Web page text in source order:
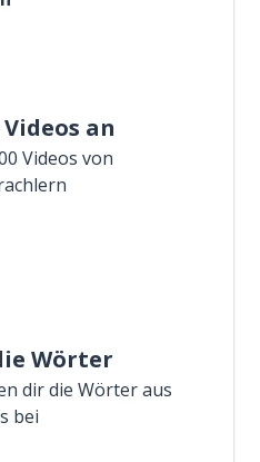
an
Videos von
Wörter
dir die Wörter aus
bei